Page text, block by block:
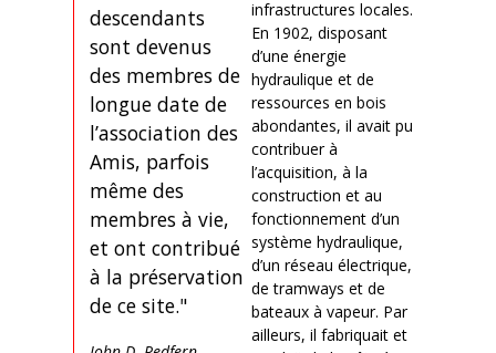
descendants
sont devenus
des membres de
longue date de
l’association des
Amis, parfois
même des
membres à vie,
et ont contribué
à la préservation
de ce site."
infrastructures locales.
En 1902, disposant
d’une énergie
hydraulique et de
ressources en bois
abondantes, il avait pu
contribuer à
l’acquisition, à la
construction et au
fonctionnement d’un
système hydraulique,
d’un réseau électrique,
de tramways et de
bateaux à vapeur. Par
ailleurs, il fabriquait et